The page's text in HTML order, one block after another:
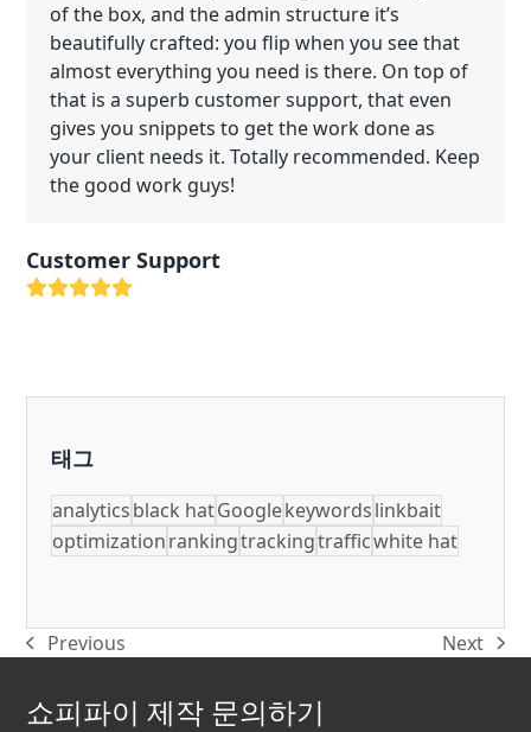
of the box, and the admin structure it’s
beautifully crafted: you flip when you see that
almost everything you need is there. On top of
that is a superb customer support, that even
gives you snippets to get the work done as
your client needs it. Totally recommended. Keep
the good work guys!
Customer Support
Rating:
태그
analyticsblack hatGooglekeywordslinkbait
optimizationrankingtrackingtrafficwhite hat
previous
Previous
next
Next
쇼피파이 제작 문의하기